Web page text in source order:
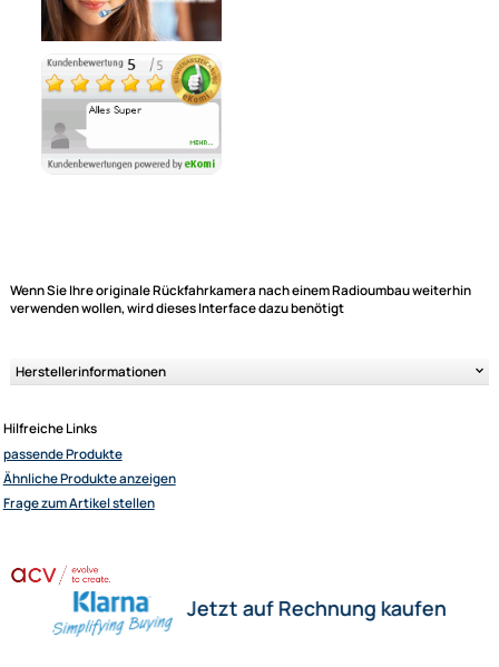
Wenn Sie Ihre originale Rückfahrkamera nach einem Radioumbau
verwenden wollen, wird dieses Interface dazu benötigt
Herstellerinformationen
Ähnliche Produkte anzeigen
Ultramall
Zahlungsarten